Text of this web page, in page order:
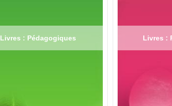
Livres : Pédagogiques Livres :